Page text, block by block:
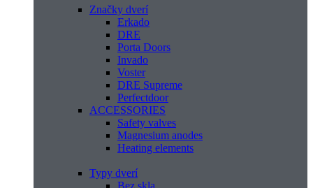
Značky dverí
Erkado
DRE
Porta Doors
Invado
Voster
DRE Supreme
Perfectdoor
ACCESSORIES
Safety valves
Magnesium anodes
Heating elements
Typy dverí
Bez skla